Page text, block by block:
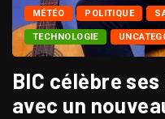
MÉTÉO POLITIQUE
TECHNOLOGIE
BIC célèbre
avec un